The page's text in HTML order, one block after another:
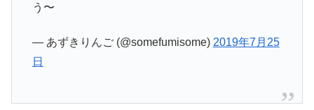
う〜
— あずきりんご (@somefumisome) 2019年7月25
日